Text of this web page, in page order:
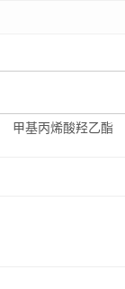
甲基丙烯酸羟乙酯